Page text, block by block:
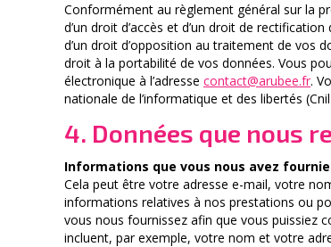
Conformément au règlement général sur la
d’un droit d’accès et d’un droit de
d’un droit d’opposition au traitement de vos
droit à la portabilité de vos données. Vous
électronique à l’adresse contact@arubee.fr.
nationale de l’informatique et des libertés
4. Données que nous
Informations que vous nous avez
Cela peut être votre adresse e-mail, votre
informations relatives à nos prestations ou
vous nous fournissez afin que vous puissiez
incluent, par exemple, votre nom et votre